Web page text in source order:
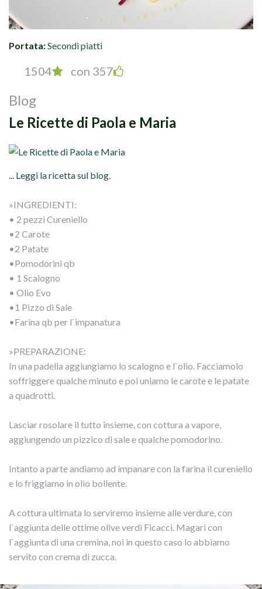
Portata:Secondi piatti
1504 con 357
Blog
Le Ricette di Paola e Maria
... Leggi la ricetta sul blog.
»INGREDIENTI:
• 2 pezzi Cureniello
•2 Carote
•2 Patate
•Pomodorini qb
• 1 Scalogno
• Olio Evo
•1 Pizzo di Sale
•Farina qb per l`impanatura
»PREPARAZIONE:
In una padella aggiungiamo lo scalogno e l`olio. Facciamolo
soffriggere qualche minuto e poi uniamo le carote e le patate
a quadrotti.
Lasciar rosolare il tutto insieme, con cottura a vapore,
aggiungendo un pizzico di sale e qualche pomodorino.
Intanto a parte andiamo ad impanare con la farina il cureniello
e lo friggiamo in olio bollente.
A cottura ultimata lo serviremo insieme alle verdure, con
l`aggiunta delle ottime olive verdi Ficacci. Magari con
l`aggiunta di una cremina, noi in questo caso lo abbiamo
servito con crema di zucca.